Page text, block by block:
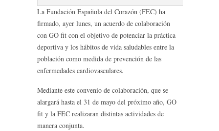
La Fundación Española del Corazón (FEC) ha
firmado, ayer lunes, un acuerdo de colaboración
con GO fit con el objetivo de potenciar la práctica
deportiva y los hábitos de vida saludables entre la
población como medida de prevención de las
enfermedades cardiovasculares.
Mediante este convenio de colaboración, que se
alargará hasta el 31 de mayo del próximo año, GO
fit y la FEC realizaran distintas actividades de
manera conjunta.